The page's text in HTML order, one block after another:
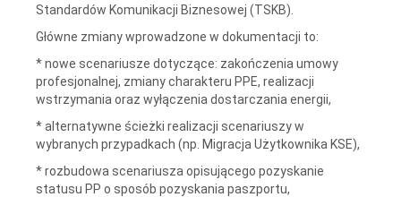
Standardów Komunikacji Biznesowej (TSKB).
Główne zmiany wprowadzone w dokumentacji to:
* nowe scenariusze dotyczące: zakończenia umowy
profesjonalnej, zmiany charakteru PPE, realizacji
wstrzymania oraz wyłączenia dostarczania energii,
* alternatywne ścieżki realizacji scenariuszy w
wybranych przypadkach (np. Migracja Użytkownika KSE),
* rozbudowa scenariusza opisującego pozyskanie
statusu PP o sposób pozyskania paszportu,